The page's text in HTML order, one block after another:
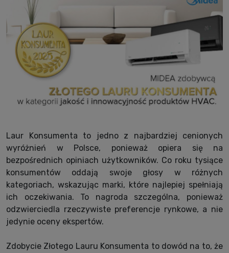
Laur Konsumenta to jedno z najbardziej cenionych
wyróżnień w Polsce, ponieważ opiera się na
bezpośrednich opiniach użytkowników. Co roku tysiące
konsumentów oddają swoje głosy w różnych
kategoriach, wskazując marki, które najlepiej spełniają
ich oczekiwania. To nagroda szczególna, ponieważ
odzwierciedla rzeczywiste preferencje rynkowe, a nie
jedynie oceny ekspertów.
Zdobycie Złotego Lauru Konsumenta to dowód na to, że